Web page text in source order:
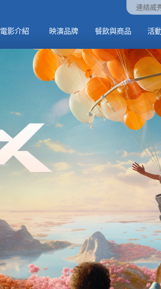
連絡威
電影介紹 MORE
火熱預售
末
映演品牌 餐飲與商品
MORE
🥤威秀獨
🥤全台
活